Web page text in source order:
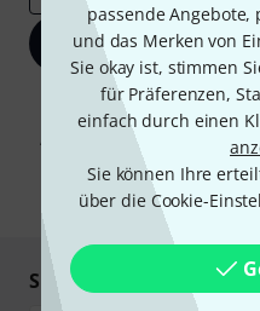
passende Angebote,
und das Merken von
Sie okay ist, stimmen
für Präferenzen,
einfach durch einen
Sie können Ihre
über die Cookie-
Jetzt
Mit Klick auf „Jetzt anmelden“
Werbung und einer Messung
Abmeldung ist jederzeit
*
Sicher einkaufen &